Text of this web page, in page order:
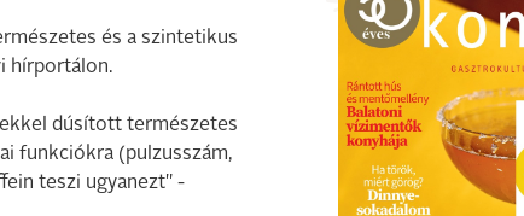
és a szintetikus
hírportálon.
dúsított természetes
funkciókra (pulzusszám,
teszi ugyanezt" -